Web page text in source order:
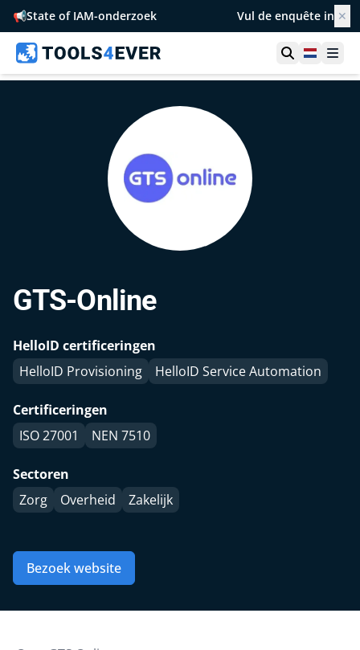
📢State of IAM-onderzoek Vul de enquête in ✕
Toon zoek
GTS-Online
HelloID certificeringen
HelloID Provisioning
HelloID Service Automation
Certificeringen
ISO 27001
NEN 7510
Sectoren
Zorg
Overheid Zakelijk
Bezoek website